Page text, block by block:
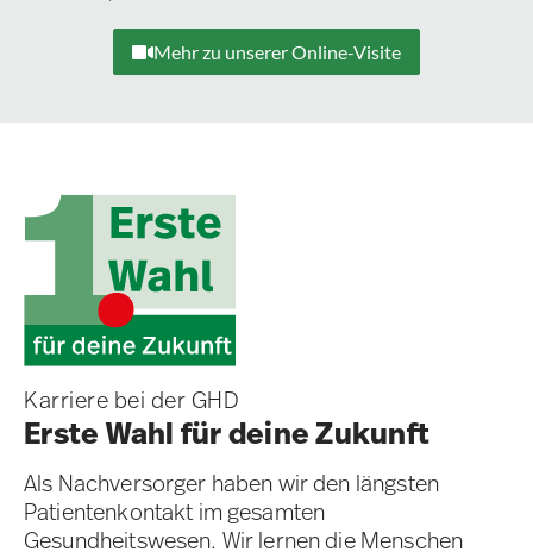
Mehr zu unserer Online-Visite
Karriere bei der GHD
Erste Wahl für deine Zukunft
Als Nachversorger haben wir den längsten
Patientenkontakt im gesamten
Gesundheitswesen. Wir lernen die Menschen